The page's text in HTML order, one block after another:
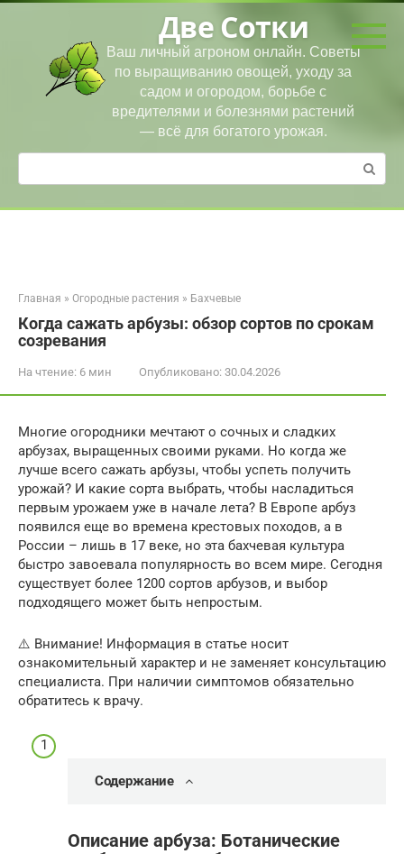
Перейти
Две Сотки
Ваш личный агроном онлайн. Советы
по выращиванию овощей, уходу за
садом и огородом, борьбе с
вредителями и болезнями растений
— всё для богатого урожая.
Поиск:
Главная » Огородные растения » Бахчевые
Когда сажать арбузы: обзор сортов по срокам
созревания
На чтение: 6 мин Опубликовано: 30.04.2026
Многие огородники мечтают о сочных и сладких
арбузах, выращенных своими руками. Но когда же
лучше всего сажать арбузы, чтобы успеть получить
урожай? И какие сорта выбрать, чтобы насладиться
первым урожаем уже в начале лета? В Европе арбуз
появился еще во времена крестовых походов, а в
России – лишь в 17 веке, но эта бахчевая культура
быстро завоевала популярность во всем мире. Сегодня
существует более 1200 сортов арбузов, и выбор
подходящего может быть непростым.
⚠️ Внимание! Информация в статье носит
ознакомительный характер и не заменяет консультацию
специалиста. При наличии симптомов обязательно
обратитесь к врачу.
Содержание
Описание арбуза: Ботанические